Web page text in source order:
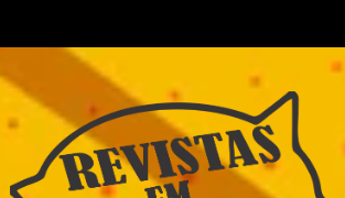
consumo de clássicos